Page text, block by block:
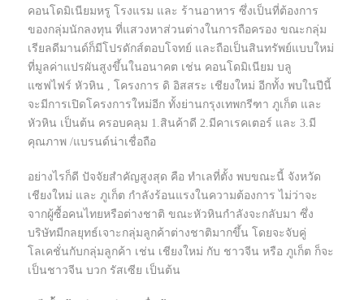
คอนโดมิเนียมหรู โรงแรม และ ร้านอาหาร ซึ่งเป็นที่ต้องการ
ของกลุ่มนักลงทุน ที่แสวงหาส่วนต่างในการถือครอง ขณะกลุ่ม
เรียลดีมานด์ก็มีโปรดักส์ตอบโจทย์ และถือเป็นสินทรัพย์แบบใหม่
ที่มูลค่าแปรผันสูงขึ้นในอนาคต เช่น คอนโดมิเนียม บลู
แซฟไฟร์ หัวหิน , โครงการ ดิ อิสสระ เชียงใหม่ อีกทั้ง พบในปีนี้
จะมีการเปิดโครงการใหม่อีก ทั้งย่านกรุงเทพกรีฑา ภูเก็ต และ
หัวหิน เป็นต้น ครอบคลุม 1.สินค้าดี 2.มีคาเรคเตอร์ และ 3.มี
คุณภาพ /แบรนด์น่าเชื่อถือ
อย่างไรก็ดี ปัจจัยสำคัญสูงสุด คือ ทำเลที่ตั้ง พบขณะนี้ จังหวัด
เชียงใหม่ และ ภูเก็ต กำลังร้อนแรงในความต้องการ ไม่ว่าจะ
จากผู้ซื้อคนไทยหรือต่างชาติ ขณะหัวหินกำลังจะกลับมา ซึ่ง
บริษัทมีกลยุทธ์เจาะกลุ่มลูกค้าต่างชาติมากขึ้น โดยจะจับคู่
โลเคชั่นกับกลุ่มลูกค้า เช่น เชียงใหม่ กับ ชาวจีน หรือ ภูเก็ต ก็จะ
เป็นชาวจีน บวก รัสเซีย เป็นต้น